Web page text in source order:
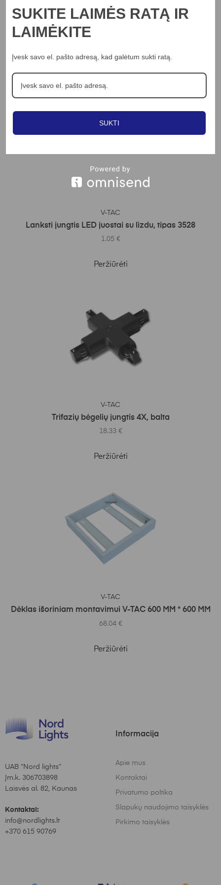
V-TAC
15W maitinimo šaltinis panelėms V-TAC,
nedimeriuojamas
Peržiūrėti
V-TAC
Lanksti jungtis LED juostai su lizdu, tipas 3528
1.05 €
Peržiūrėti
V-TAC
Trifazių bėgelių jungtis 4X, balta
18.33 €
Peržiūrėti
V-TAC
Dėklas išoriniam montavimui V-TAC 600 MM * 600 MM
68.04 €
Peržiūrėti
UAB “Nord lights”
Įm.k. 306703898
Laisvės al. 82, Kaunas
Kontaktai:
info@nordlights.lt
+370 615 90769
Informacija
Apie mus
Kontaktai
Privatumo poltika
Slapukų naudojimo taisyklės
Pirkimo taisyklės
SUKITE LAIMĖS RATĄ IR
LAIMĖKITE
Įvesk savo el. pašto adresą, kad galėtum sukti ratą.
SUKTI